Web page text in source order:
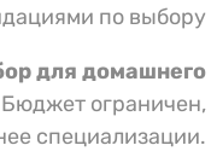
по выбору.
для домашнего
ограничен,
специализации.